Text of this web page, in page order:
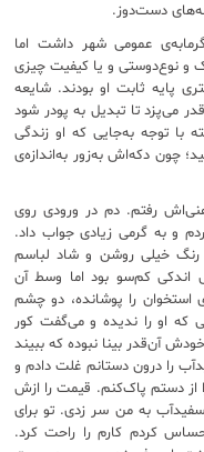
دست‌دوز.
عمومی شهر داشت اما
و نوع‌دوستی و یا کیفیت چیزی
پایه ثابت او بودند. شایعه
می‌پزد تا تبدیل به پودر شود
توجه به‌جایی که او زندگی
چون دکه‌اش به‌زور به‌اندازه‌ی
رفتم. دم در ورودی روی
و به گرمی زیادی جواب داد.
رنگ خیلی روشن و شاد لباسم
کم‌سو بود اما وسط آن
را پوشانده، دو چشم
که او را ندیده و می‌گفت کور
آن‌قدر بینا نبوده که ببیند
را درون دستانم غلت دادم و
از دستم پاک‌کنم. قیمت را ازش
به من سر زدی. تو برای
کردم کارم را راحت کرد.